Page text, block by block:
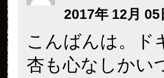
2017年 12月 05
こんばんは。ド
杏も心なしかい